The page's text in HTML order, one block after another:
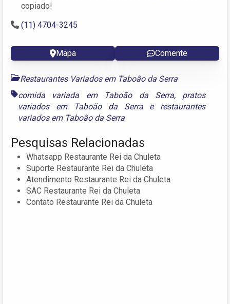
copiado!
(11) 4704-3245
Mapa Comente
Restaurantes Variados em Taboão da Serra
comida variada em Taboão da Serra, pratos
variados em Taboão da Serrae restaurantes
variados em Taboão da Serra
Pesquisas Relacionadas
Whatsapp Restaurante Rei da Chuleta
Suporte Restaurante Rei da Chuleta
Atendimento Restaurante Rei da Chuleta
SAC Restaurante Rei da Chuleta
Contato Restaurante Rei da Chuleta